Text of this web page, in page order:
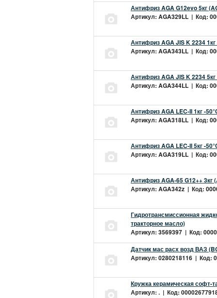
Антифриз AGA G12evo 5кг
Артикул: AGA329LL | Код:
Антифриз AGA JIS K 2234
Артикул: AGA343LL | Код:
Антифриз AGA JIS K 2234
Артикул: AGA344LL | Код:
Антифриз AGA LEC-II 1кг -
Артикул: AGA318LL | Код:
Антифриз AGA LEC-II 5кг -
Артикул: AGA319LL | Код:
Антифриз AGA-65 G12++ 3кг
Артикул: AGA342z | Код:
Гидротрансмиссионная
тракторное масло)
Артикул: 3569397 | Код:
Датчик мас расх возд ВАЗ
Артикул: 0280218116 | Код:
Кружка керамическая софт-
Артикул: . | Код: